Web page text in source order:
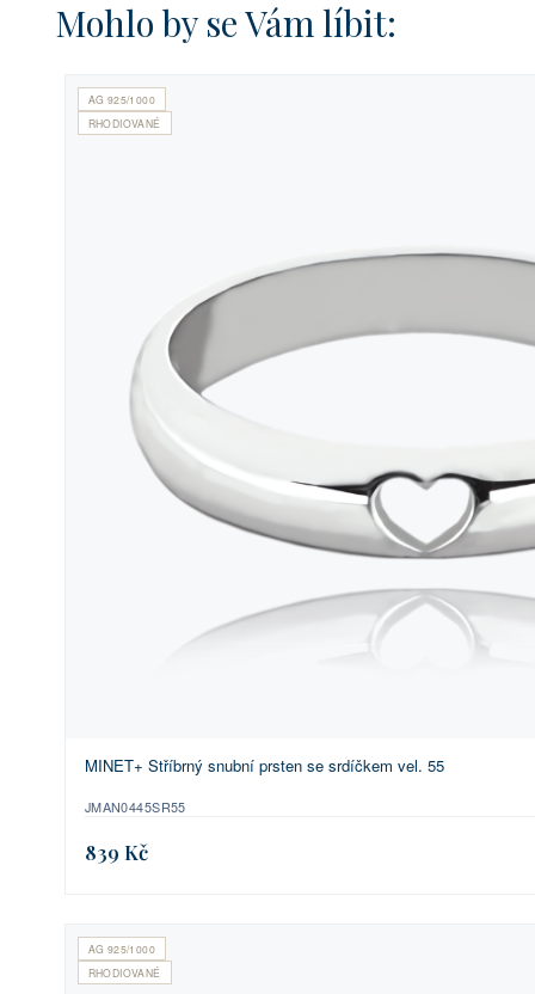
Mohlo by se Vám líbit:
AG 925/1000
RHODIOVANÉ
MINET+ Stříbrný snubní prsten se srdíčkem vel. 55
JMAN0445SR55
839 Kč
AG 925/1000
RHODIOVANÉ